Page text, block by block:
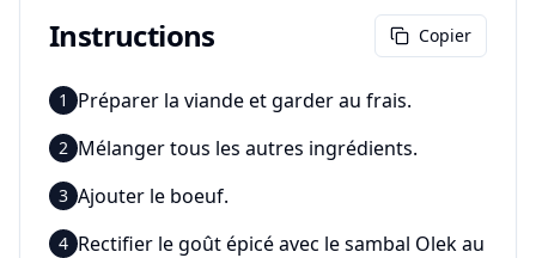
Instructions Copier
1 Préparer la viande et garder au frais.
2 Mélanger tous les autres ingrédients.
3 Ajouter le boeuf.
4 Rectifier le goût épicé avec le sambal Olek au